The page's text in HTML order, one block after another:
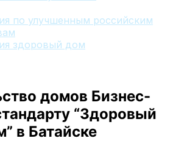
по улучшенным российским
здоровый дом
домов Бизнес-
“Здоровый
в Батайске